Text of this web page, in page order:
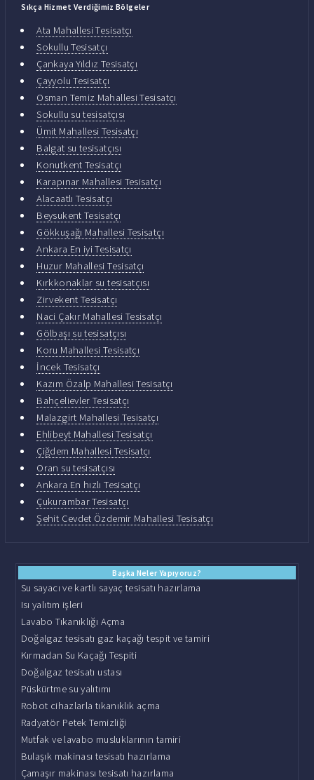
Sıkça Hizmet Verdiğimiz Bölgeler
Ata Mahallesi Tesisatçı
Sokullu Tesisatçı
Çankaya Yıldız Tesisatçı
Çayyolu Tesisatçı
Osman Temiz Mahallesi Tesisatçı
Sokullu su tesisatçısı
Ümit Mahallesi Tesisatçı
Balgat su tesisatçısı
Konutkent Tesisatçı
Karapınar Mahallesi Tesisatçı
Alacaatlı Tesisatçı
Beysukent Tesisatçı
Gökkuşağı Mahallesi Tesisatçı
Ankara En iyi Tesisatçı
Huzur Mahallesi Tesisatçı
Kırkkonaklar su tesisatçısı
Zirvekent Tesisatçı
Naci Çakır Mahallesi Tesisatçı
Gölbaşı su tesisatçısı
Koru Mahallesi Tesisatçı
İncek Tesisatçı
Kazım Özalp Mahallesi Tesisatçı
Bahçelievler Tesisatçı
Malazgirt Mahallesi Tesisatçı
Ehlibeyt Mahallesi Tesisatçı
Çiğdem Mahallesi Tesisatçı
Oran su tesisatçısı
Ankara En hızlı Tesisatçı
Çukurambar Tesisatçı
Şehit Cevdet Özdemir Mahallesi Tesisatçı
Başka Neler Yapıyoruz?
Su sayacı ve kartlı sayaç tesisatı hazırlama
Isı yalıtım işleri
Lavabo Tıkanıklığı Açma
Doğalgaz tesisatı gaz kaçağı tespit ve tamiri
Kırmadan Su Kaçağı Tespiti
Doğalgaz tesisatı ustası
Püskürtme su yalıtımı
Robot cihazlarla tıkanıklık açma
Radyatör Petek Temizliği
Mutfak ve lavabo musluklarının tamiri
Bulaşık makinası tesisatı hazırlama
Çamaşır makinası tesisatı hazırlama